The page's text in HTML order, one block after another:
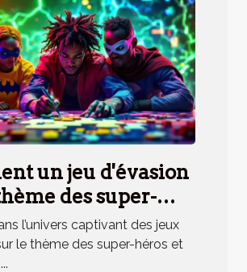
un jeu d'évasion
des super-
la cohésion
?
l’univers captivant des jeux
le thème des super-héros et